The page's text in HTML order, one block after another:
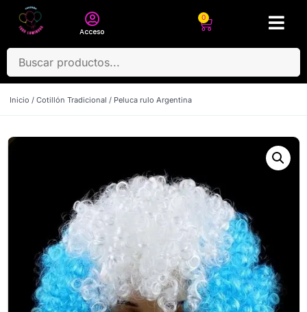
Acceso
0
Inicio / Cotillón Tradicional / Peluca rulo Argentina